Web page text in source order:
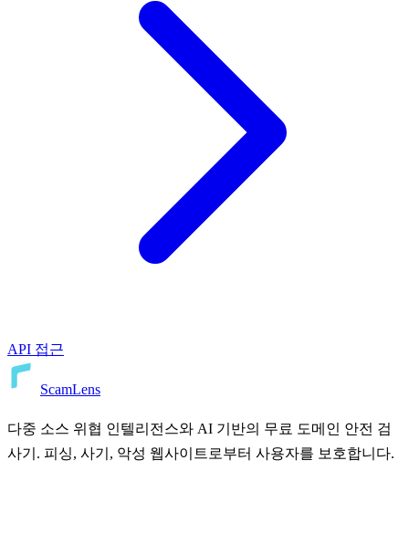
API 접근
ScamLens
다중 소스 위협 인텔리전스와 AI 기반의 무료 도메인 안전 검
사기. 피싱, 사기, 악성 웹사이트로부터 사용자를 보호합니다.